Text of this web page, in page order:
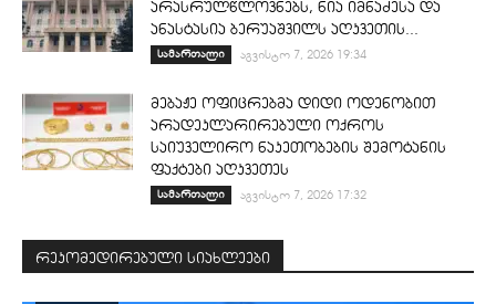
არასრულწლოვნებს, ნია იმნაძესა და
ანასტასია ბერუაშვილს აღკვეთის...
სამართალი აგვისტო 7, 2026 19:34
მებაჟე ოფიცრებმა დიდი ოდენობით
არადეკლარირებული ოქროს
საიუველირო ნაკეთობების შემოტანის
ფაქტები აღკვეთეს
სამართალი აგვისტო 7, 2026 17:32
რეკომედირებული სიახლეები